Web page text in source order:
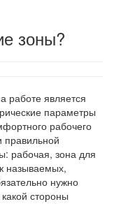
зоны?
работе является
параметры
рабочего
правильной
рабочая, зона для
называемых,
нужно
стороны